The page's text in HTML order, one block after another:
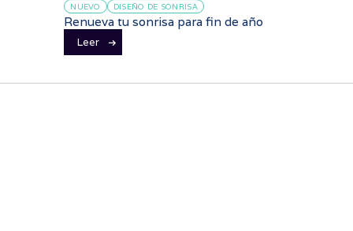
NUEVO DISEÑO DE SONRISA
Renueva tu sonrisa para fin de año
Leer